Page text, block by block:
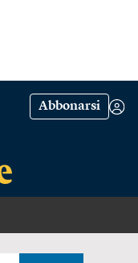
Abbonarsi